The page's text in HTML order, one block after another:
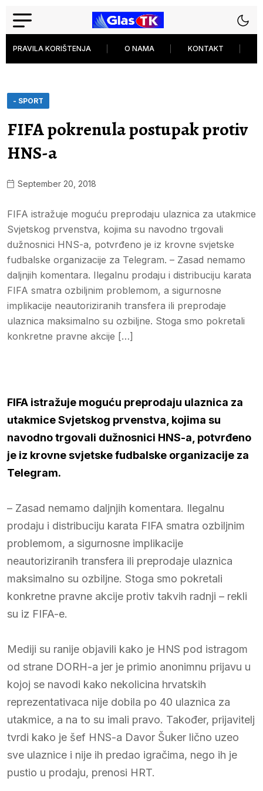
PRAVILA KORIŠTENJA O NAMA KONTAKT
- SPORT
FIFA pokrenula postupak protiv
HNS-a
September 20, 2018
FIFA istražuje moguću preprodaju ulaznica za utakmice
Svjetskog prvenstva, kojima su navodno trgovali
dužnosnici HNS-a, potvrđeno je iz krovne svjetske
fudbalske organizacije za Telegram. – Zasad nemamo
daljnjih komentara. Ilegalnu prodaju i distribuciju karata
FIFA smatra ozbiljnim problemom, a sigurnosne
implikacije neautoriziranih transfera ili preprodaje
ulaznica maksimalno su ozbiljne. Stoga smo pokretali
konkretne pravne akcije […]
FIFA istražuje moguću preprodaju ulaznica za
utakmice Svjetskog prvenstva, kojima su
navodno trgovali dužnosnici HNS-a, potvrđeno
je iz krovne svjetske fudbalske organizacije za
Telegram.
– Zasad nemamo daljnjih komentara. Ilegalnu
prodaju i distribuciju karata FIFA smatra ozbiljnim
problemom, a sigurnosne implikacije
neautoriziranih transfera ili preprodaje ulaznica
maksimalno su ozbiljne. Stoga smo pokretali
konkretne pravne akcije protiv takvih radnji – rekli
su iz FIFA-e.
Mediji su ranije objavili kako je HNS pod istragom
od strane DORH-a jer je primio anonimnu prijavu u
kojoj se navodi kako nekolicina hrvatskih
reprezentativaca nije dobila po 40 ulaznica za
utakmice, a na to su imali pravo. Također, prijavitelj
tvrdi kako je šef HNS-a Davor Šuker lično uzeo
sve ulaznice i nije ih predao igračima, nego ih je
pustio u prodaju, prenosi HRT.